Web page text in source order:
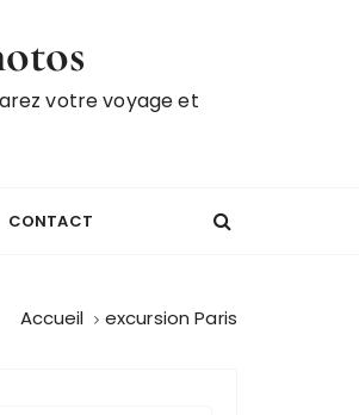
votre voyage et
CONTACT
Accueil excursion Paris